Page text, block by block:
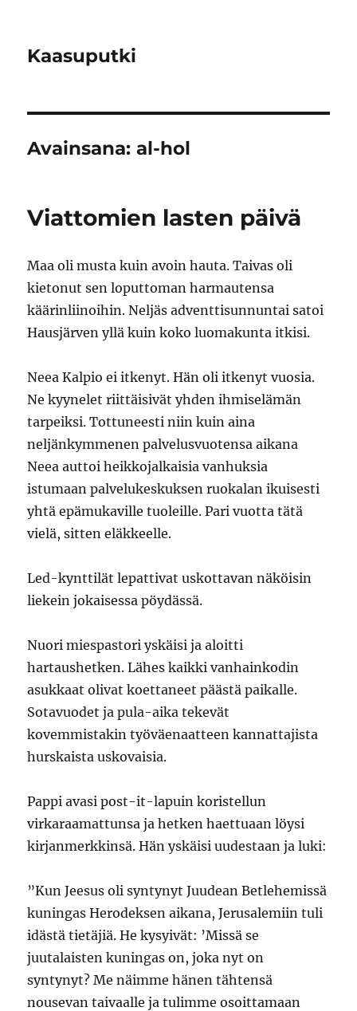
Kaasuputki
Avainsana:al-hol
Viattomien lasten päivä
Maa oli musta kuin avoin hauta. Taivas oli
kietonut sen loputtoman harmautensa
käärinliinoihin. Neljäs adventtisunnuntai satoi
Hausjärven yllä kuin koko luomakunta itkisi.
Neea Kalpio ei itkenyt. Hän oli itkenyt vuosia.
Ne kyynelet riittäisivät yhden ihmiselämän
tarpeiksi. Tottuneesti niin kuin aina
neljänkymmenen palvelusvuotensa aikana
Neea auttoi heikkojalkaisia vanhuksia
istumaan palvelukeskuksen ruokalan ikuisesti
yhtä epämukaville tuoleille. Pari vuotta tätä
vielä, sitten eläkkeelle.
Led-kynttilät lepattivat uskottavan näköisin
liekein jokaisessa pöydässä.
Nuori miespastori yskäisi ja aloitti
hartaushetken. Lähes kaikki vanhainkodin
asukkaat olivat koettaneet päästä paikalle.
Sotavuodet ja pula-aika tekevät
kovemmistakin työväenaatteen kannattajista
hurskaista uskovaisia.
Pappi avasi post-it-lapuin koristellun
virkaraamattunsa ja hetken haettuaan löysi
kirjanmerkkinsä. Hän yskäisi uudestaan ja luki:
”Kun Jeesus oli syntynyt Juudean Betlehemissä
kuningas Herodeksen aikana, Jerusalemiin tuli
idästä tietäjiä. He kysyivät: ’Missä se
juutalaisten kuningas on, joka nyt on
syntynyt? Me näimme hänen tähtensä
nousevan taivaalle ja tulimme osoittamaan